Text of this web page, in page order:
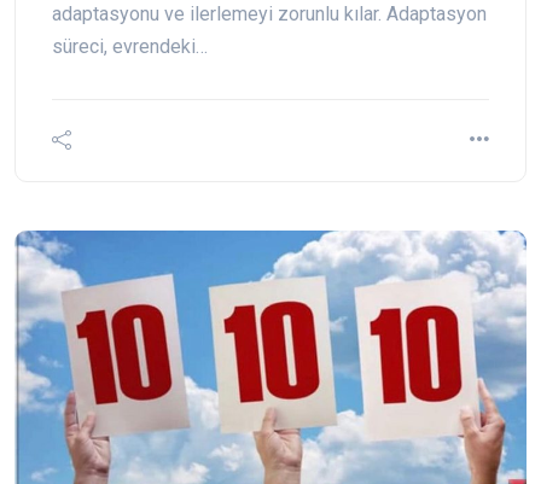
adaptasyonu ve ilerlemeyi zorunlu kılar. Adaptasyon
süreci, evrendeki…